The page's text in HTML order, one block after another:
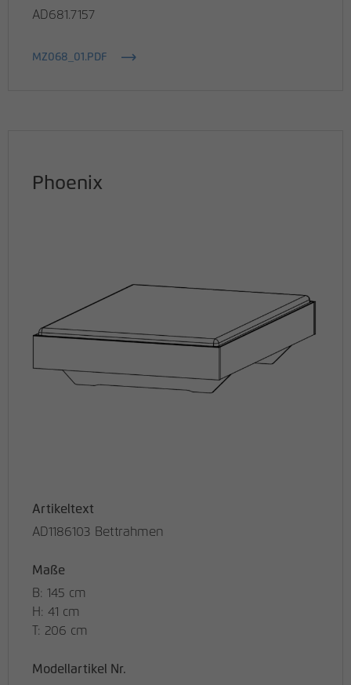
AD681.7157
MZ068_01.PDF
Phoenix
Artikeltext
AD1186103 Bettrahmen
Maße
B: 145 cm
H: 41 cm
T: 206 cm
Modellartikel Nr.